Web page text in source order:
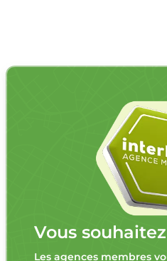
Vous
Les agences membres